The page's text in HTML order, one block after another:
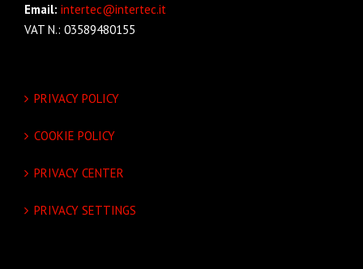
Email: intertec@intertec.it
VAT N.: 03589480155
PRIVACY POLICY
COOKIE POLICY
PRIVACY CENTER
PRIVACY SETTINGS